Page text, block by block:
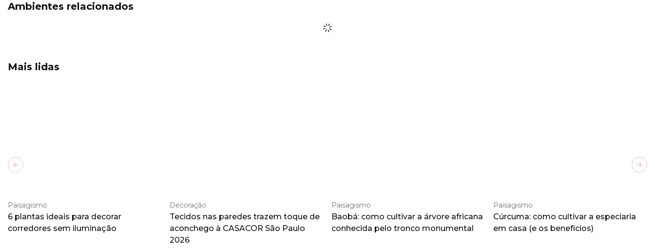
Ambientes relacionados
Mais lidas
Paisagismo
6 plantas ideais para decorar
corredores sem iluminação
Decoração
Tecidos nas paredes trazem toque de
aconchego à CASACOR São Paulo
2026
Paisagismo
Baobá: como cultivar a árvore africana
conhecida pelo tronco monumental
Paisagismo
Cúrcuma: como cultivar a especiaria
em casa (e os benefícios)
Previous slide